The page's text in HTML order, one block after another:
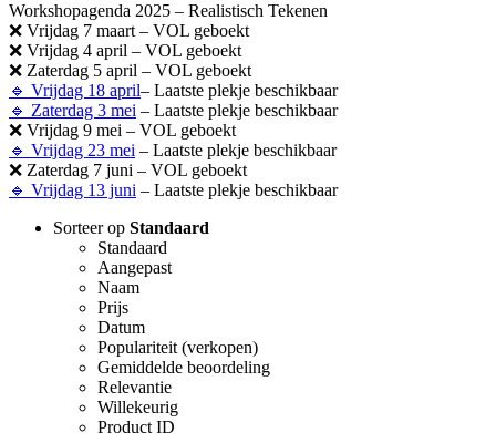
Workshopagenda 2025 – Realistisch Tekenen
❌ Vrijdag 7 maart – VOL geboekt
❌ Vrijdag 4 april – VOL geboekt
❌ Zaterdag 5 april – VOL geboekt
🔹 Vrijdag 18 april– Laatste plekje beschikbaar
🔹 Zaterdag 3 mei – Laatste plekje beschikbaar
❌ Vrijdag 9 mei – VOL geboekt
🔹 Vrijdag 23 mei – Laatste plekje beschikbaar
❌ Zaterdag 7 juni – VOL geboekt
🔹 Vrijdag 13 juni – Laatste plekje beschikbaar
Sorteer op Standaard
Standaard
Aangepast
Naam
Prijs
Datum
Populariteit (verkopen)
Gemiddelde beoordeling
Relevantie
Willekeurig
Product ID